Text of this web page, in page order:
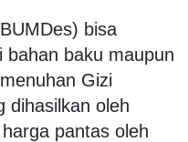
bisa
bahan baku maupun
Gizi
dihasilkan oleh
pantas oleh